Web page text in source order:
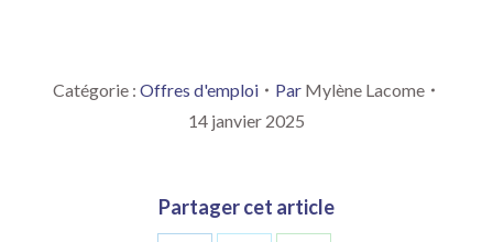
Catégorie : Offres d'emploi Par Mylène Lacome
14 janvier 2025
Partager cet article